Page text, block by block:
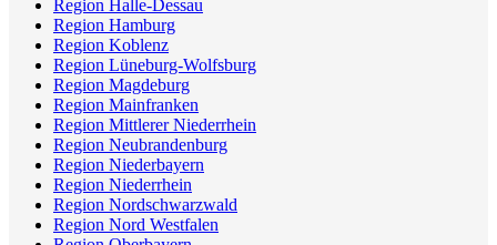
Region Halle-Dessau
Region Hamburg
Region Koblenz
Region Lüneburg-Wolfsburg
Region Magdeburg
Region Mainfranken
Region Mittlerer Niederrhein
Region Neubrandenburg
Region Niederbayern
Region Niederrhein
Region Nordschwarzwald
Region Nord Westfalen